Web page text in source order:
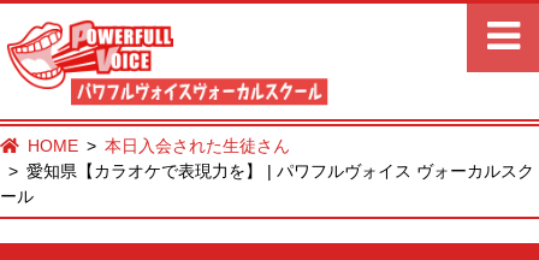
HOME
本日入会された生徒さん
愛知県【カラオケで表現力を】 | パワフルヴォイス ヴォーカルスク
ール